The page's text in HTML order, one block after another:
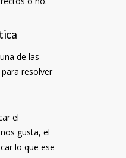
de las
resolver
el
gusta, el
lo que ese